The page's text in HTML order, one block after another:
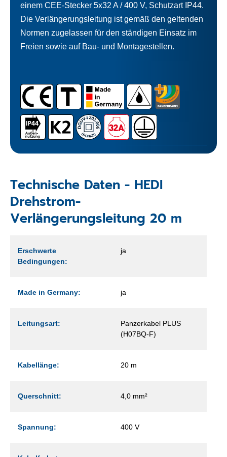
einem CEE-Stecker 5x32 A / 400 V, Schutzart IP44.
Die Verlängerungsleitung ist gemäß den geltenden
Normen zugelassen für den ständigen Einsatz im
Freien sowie auf Bau- und Montagestellen.
Technische Daten - HEDI
Drehstrom-
Verlängerungsleitung 20 m
Erschwerte
Bedingungen:
ja
Made in Germany: ja
Leitungsart:
Panzerkabel PLUS
(H07BQ-F)
Kabellänge: 20 m
Querschnitt: 4,0 mm²
Spannung: 400 V